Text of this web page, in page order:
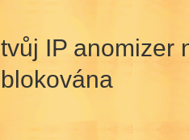
tvůj IP anomizer
blokována